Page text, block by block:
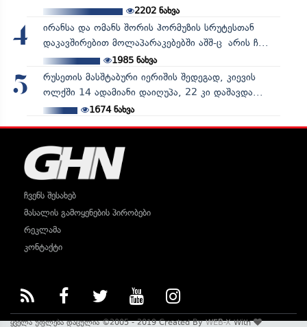
2202ნახვა
4
ირანსა და ომანს შორის ჰორმუზის სრუტესთან
დაკავშირებით მოლაპარაკებებში აშშ-ც არის ჩ...
1985ნახვა
5
რუსეთის მასშტაბური იერიშის შედეგად, კიევის
ოლქში 14 ადამიანი დაიღუპა, 22 კი დაშავდა...
1674ნახვა
ჩვენს შესახებ
მასალის გამოყენების პირობები
რეკლამა
კონტაქტი
ყველა უფლება დაცულია ©2005 - 2019 Created ByWEB-XWith